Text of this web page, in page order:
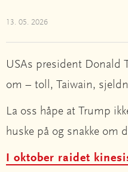
13. 05. 2026
USAs president Donald
om – toll, Taiwain,
La oss håpe at Trump
huske på og snakke om
I oktober raidet